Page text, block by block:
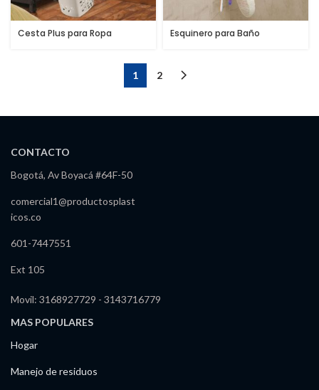
Cesta Plus para Ropa Esquinero para Baño
1 2
CONTACTO
Bogotá, Av Boyacá #64F-50
comercial1@productosplast
icos.co
601-7447551
Ext 105
Movil: 3168927729 - 3143716779
MAS POPULARES
Hogar
Manejo de residuos